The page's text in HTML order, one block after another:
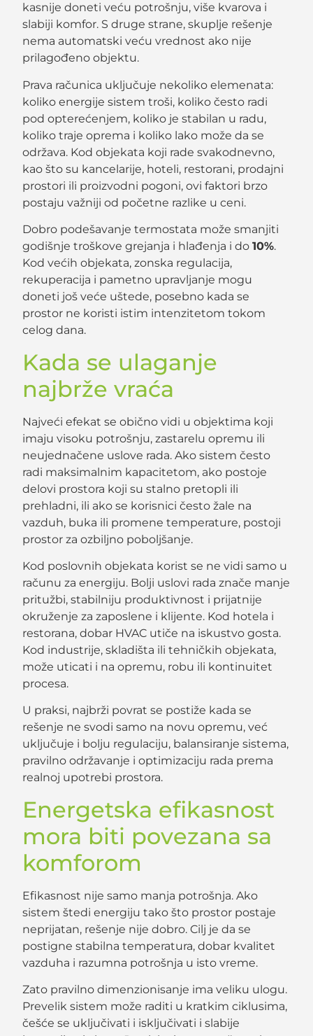
kasnije doneti veću potrošnju, više kvarova i
slabiji komfor. S druge strane, skuplje rešenje
nema automatski veću vrednost ako nije
prilagođeno objektu.
Prava računica uključuje nekoliko elemenata:
koliko energije sistem troši, koliko često radi
pod opterećenjem, koliko je stabilan u radu,
koliko traje oprema i koliko lako može da se
održava. Kod objekata koji rade svakodnevno,
kao što su kancelarije, hoteli, restorani, prodajni
prostori ili proizvodni pogoni, ovi faktori brzo
postaju važniji od početne razlike u ceni.
Dobro podešavanje termostata može smanjiti
godišnje troškove grejanja i hlađenja i do10%.
Kod većih objekata, zonska regulacija,
rekuperacija i pametno upravljanje mogu
doneti još veće uštede, posebno kada se
prostor ne koristi istim intenzitetom tokom
celog dana.
Kada se ulaganje
najbrže vraća
Najveći efekat se obično vidi u objektima koji
imaju visoku potrošnju, zastarelu opremu ili
neujednačene uslove rada. Ako sistem često
radi maksimalnim kapacitetom, ako postoje
delovi prostora koji su stalno pretopli ili
prehladni, ili ako se korisnici često žale na
vazduh, buka ili promene temperature, postoji
prostor za ozbiljno poboljšanje.
Kod poslovnih objekata korist se ne vidi samo u
računu za energiju. Bolji uslovi rada znače manje
pritužbi, stabilniju produktivnost i prijatnije
okruženje za zaposlene i klijente. Kod hotela i
restorana, dobar HVAC utiče na iskustvo gosta.
Kod industrije, skladišta ili tehničkih objekata,
može uticati i na opremu, robu ili kontinuitet
procesa.
U praksi, najbrži povrat se postiže kada se
rešenje ne svodi samo na novu opremu, već
uključuje i bolju regulaciju, balansiranje sistema,
pravilno održavanje i optimizaciju rada prema
realnoj upotrebi prostora.
Energetska efikasnost
mora biti povezana sa
komforom
Efikasnost nije samo manja potrošnja. Ako
sistem štedi energiju tako što prostor postaje
neprijatan, rešenje nije dobro. Cilj je da se
postigne stabilna temperatura, dobar kvalitet
vazduha i razumna potrošnja u isto vreme.
Zato pravilno dimenzionisanje ima veliku ulogu.
Prevelik sistem može raditi u kratkim ciklusima,
češće se uključivati i isključivati i slabije